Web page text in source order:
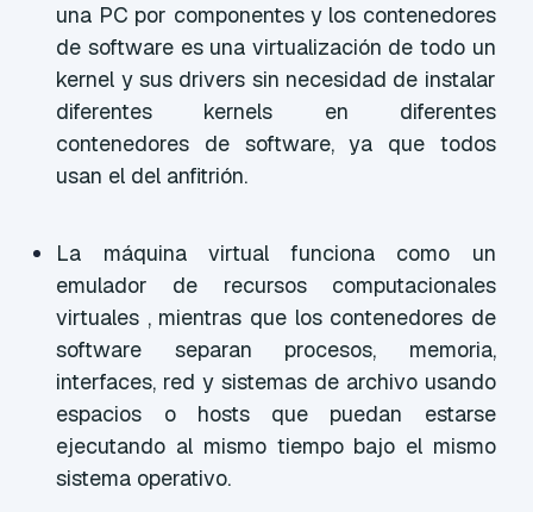
una PC por componentes y los contenedores
de software es una virtualización de todo un
kernel y sus drivers sin necesidad de instalar
diferentes kernels en diferentes
contenedores de software, ya que todos
usan el del anfitrión.
La máquina virtual funciona como un
emulador de recursos computacionales
virtuales , mientras que los contenedores de
software separan procesos, memoria,
interfaces, red y sistemas de archivo usando
espacios o hosts que puedan estarse
ejecutando al mismo tiempo bajo el mismo
sistema operativo.